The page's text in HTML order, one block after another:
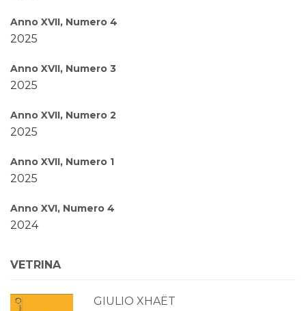
Anno XVII, Numero 4
2025
Anno XVII, Numero 3
2025
Anno XVII, Numero 2
2025
Anno XVII, Numero 1
2025
Anno XVI, Numero 4
2024
2024
Anno XVI, Numero 2
VETRINA
GIULIO XHAËT